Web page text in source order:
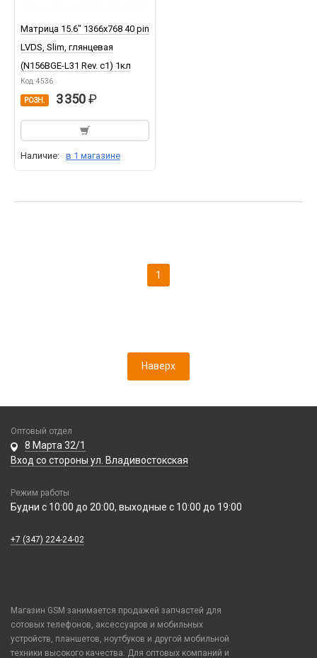
Матрица 15.6" 1366x768 40 pin
LVDS, Slim, глянцевая
(N156BGE-L31 Rev. c1) 1кл
Код: 4536
РОЗН. 3 350
Наличие: в 1 магазине
1
Наверх
Оптовый отдел
8 Марта 32/1
Вход со стороны ул. Владивостокская
Режим работы
Будни с 10:00 до 20:00, выходные с 10:00 до 19:00
+7 (347) 224-24-02
Магазин GSM занимается продажей запчастей для
сотовых телефонов, аксессуаров и мобильных
устройств, планшетов, ноутбуков и другой мобильной
техники высокого качества. Для оптовых компаний и